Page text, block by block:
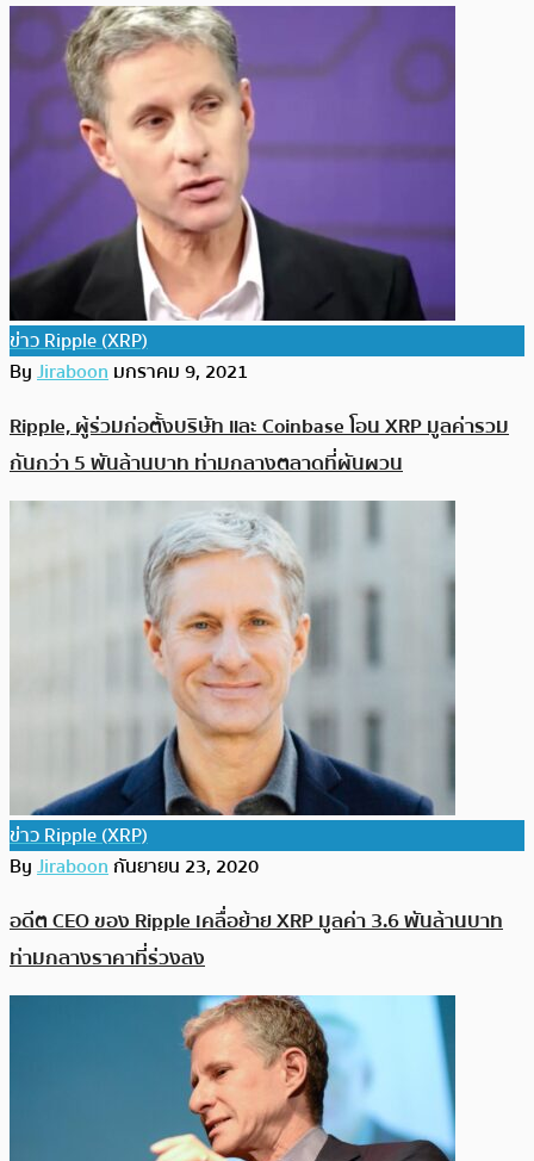
ข่าว Ripple (XRP)
ByJiraboonมกราคม 9, 2021
Ripple, ผู้ร่วมก่อตั้งบริษัท และ Coinbase โอน XRP มูลค่ารวม
กันกว่า 5 พันล้านบาท ท่ามกลางตลาดที่ผันผวน
ข่าว Ripple (XRP)
ByJiraboonกันยายน 23, 2020
อดีต CEO ของ Ripple เคลื่อย้าย XRP มูลค่า 3.6 พันล้านบาท
ท่ามกลางราคาที่ร่วงลง